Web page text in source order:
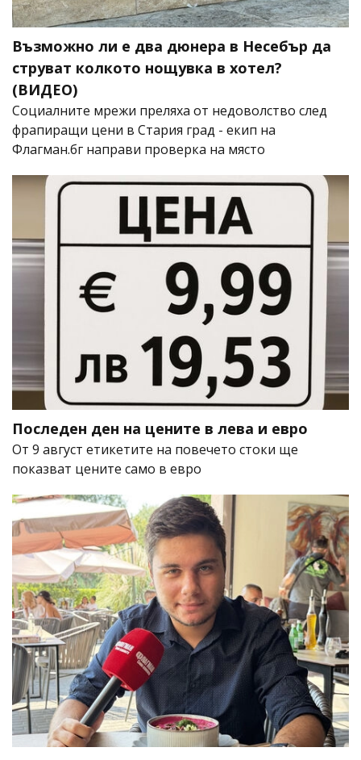
Възможно ли е два дюнера в Несебър да
струват колкото нощувка в хотел?
(ВИДЕО)
Социалните мрежи преляха от недоволство след
фрапиращи цени в Стария град - екип на
Флагман.бг направи проверка на място
Последен ден на цените в лева и евро
От 9 август етикетите на повечето стоки ще
показват цените само в евро